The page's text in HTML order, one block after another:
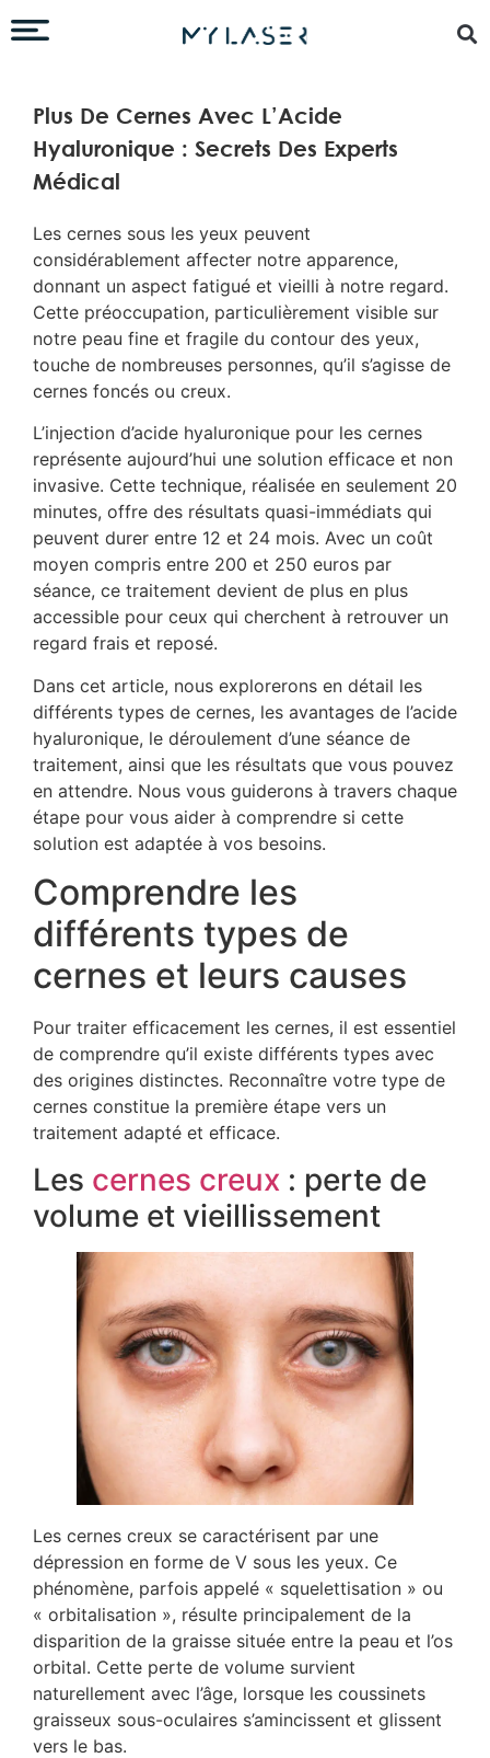
Plus De Cernes Avec L’Acide
Hyaluronique : Secrets Des Experts
Médical
Les cernes sous les yeux peuvent
considérablement affecter notre apparence,
donnant un aspect fatigué et vieilli à notre regard.
Cette préoccupation, particulièrement visible sur
notre peau fine et fragile du contour des yeux,
touche de nombreuses personnes, qu’il s’agisse de
cernes foncés ou creux.
L’injection d’acide hyaluronique pour les cernes
représente aujourd’hui une solution efficace et non
invasive. Cette technique, réalisée en seulement 20
minutes, offre des résultats quasi-immédiats qui
peuvent durer entre 12 et 24 mois. Avec un coût
moyen compris entre 200 et 250 euros par
séance, ce traitement devient de plus en plus
accessible pour ceux qui cherchent à retrouver un
regard frais et reposé.
Dans cet article, nous explorerons en détail les
différents types de cernes, les avantages de l’acide
hyaluronique, le déroulement d’une séance de
traitement, ainsi que les résultats que vous pouvez
en attendre. Nous vous guiderons à travers chaque
étape pour vous aider à comprendre si cette
solution est adaptée à vos besoins.
Comprendre les
différents types de
cernes et leurs causes
Pour traiter efficacement les cernes, il est essentiel
de comprendre qu’il existe différents types avec
des origines distinctes. Reconnaître votre type de
cernes constitue la première étape vers un
traitement adapté et efficace.
Les cernes creux : perte de
volume et vieillissement
Les cernes creux se caractérisent par une
dépression en forme de V sous les yeux. Ce
phénomène, parfois appelé « squelettisation » ou
« orbitalisation », résulte principalement de la
disparition de la graisse située entre la peau et l’os
orbital. Cette perte de volume survient
naturellement avec l’âge, lorsque les coussinets
graisseux sous-oculaires s’amincissent et glissent
vers le bas.